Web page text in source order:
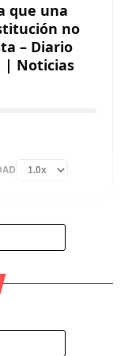
que una
no
– Diario
| Noticias
aseguro que